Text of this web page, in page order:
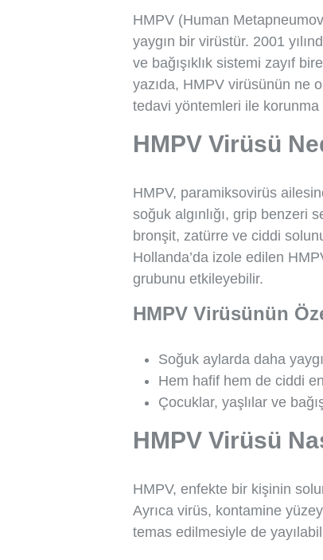
HMPV (Human
yaygın bir virüstür. 2001
ve bağışıklık sistemi zayıf
yazıda, HMPV virüsünün ne
tedavi yöntemleri ile korunma
HMPV Virüsü
HMPV, paramiksovirüs
soğuk algınlığı, grip benzeri
bronşit, zatürre ve ciddi
Hollanda’da izole edilen
grubunu etkileyebilir.
HMPV Virüsünün
Soğuk aylarda daha
Hem hafif hem de ciddi
Çocuklar, yaşlılar ve
HMPV Virüsü
HMPV, enfekte bir kişinin
Ayrıca virüs, kontamine
temas edilmesiyle de